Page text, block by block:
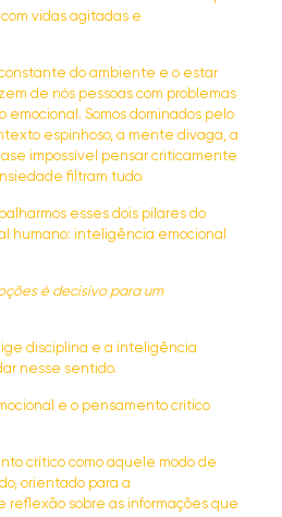
vidas agitadas e
do ambiente e o estar
de nós pessoas com problemas
Somos dominados pelo
espinhoso, a mente divaga, a
impossível pensar criticamente
filtram tudo.
esses dois pilares do
humano: inteligência emocional
é decisivo para um
disciplina e a inteligência
nesse sentido.
e o pensamento crítico
crítico como aquele modo de
orientado para a
reflexão sobre as informações que